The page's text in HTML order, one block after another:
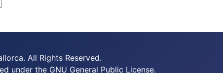
All Rights Reserved.
under the GNU General Public License.